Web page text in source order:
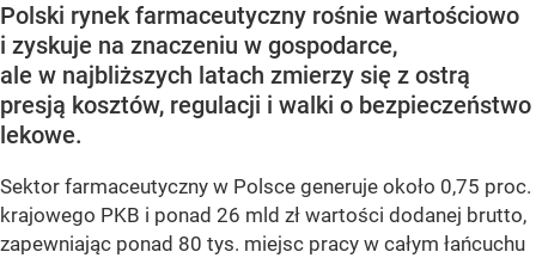
Polski rynek farmaceutyczny rośnie wartościowo
i zyskuje na znaczeniu w gospodarce,
ale w najbliższych latach zmierzy się z ostrą
presją kosztów, regulacji i walki o bezpieczeństwo
lekowe.
Sektor farmaceutyczny w Polsce generuje około 0,75 proc.
krajowego PKB i ponad 26 mld zł wartości dodanej brutto,
zapewniając ponad 80 tys. miejsc pracy w całym łańcuchu